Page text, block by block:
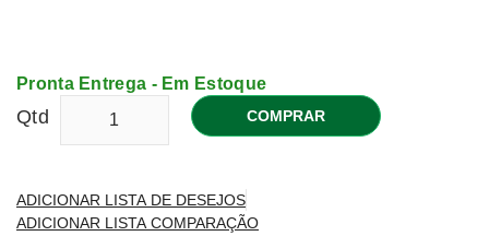
Pronta Entrega - Em Estoque
Qtd COMPRAR
ADICIONAR LISTA DE DESEJOS
ADICIONAR LISTA COMPARAÇÃO